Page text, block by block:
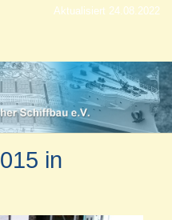
Aktualisiert 24.08.2022
in